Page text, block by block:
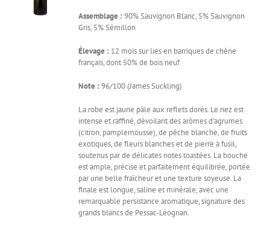
Assemblage : 90% Sauvignon Blanc, 5% Sauvignon
Gris, 5% Sémillon
Élevage : 12 mois sur lies en barriques de chêne
français, dont 50% de bois neuf
Note : 96/100 (James Suckling)
La robe est jaune pâle aux reflets dorés. Le nez est
intense et raffiné, dévoilant des arômes d'agrumes
(citron, pamplemousse), de pêche blanche, de fruits
exotiques, de fleurs blanches et de pierre à fusil,
soutenus par de délicates notes toastées. La bouche
est ample, précise et parfaitement équilibrée, portée
par une belle fraîcheur et une texture soyeuse. La
finale est longue, saline et minérale, avec une
remarquable persistance aromatique, signature des
grands blancs de Pessac-Léognan.